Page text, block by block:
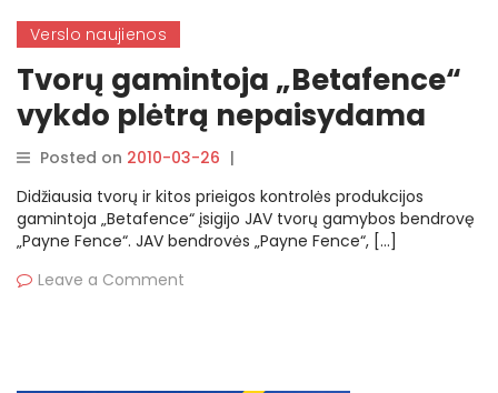
Verslo naujienos
Tvorų gamintoja „Betafence“
vykdo plėtrą nepaisydama
nepalankios ekonominės
situacijos
Posted on 2010-03-26 |
Didžiausia tvorų ir kitos prieigos kontrolės produkcijos
gamintoja „Betafence“ įsigijo JAV tvorų gamybos bendrovę
„Payne Fence“. JAV bendrovės „Payne Fence“, […]
Leave a Comment